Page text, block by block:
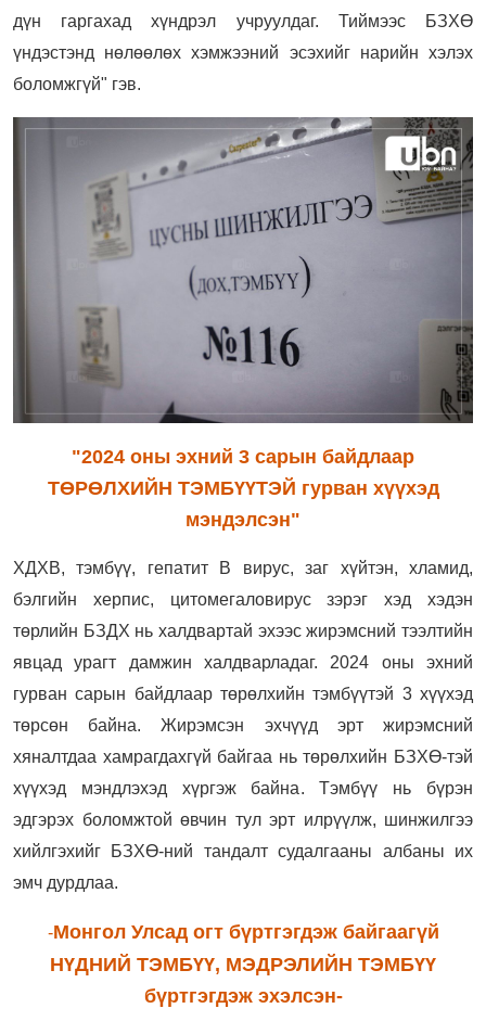
дүн гаргахад хүндрэл учруулдаг. Тиймээс БЗХӨ
үндэстэнд нөлөөлөх хэмжээний эсэхийг нарийн хэлэх
боломжгүй" гэв.
"2024 оны эхний 3 сарын байдлаар
ТӨРӨЛХИЙН ТЭМБҮҮТЭЙ гурван хүүхэд
мэндэлсэн"
ХДХВ, тэмбүү, гепатит В вирус, заг хүйтэн, хламид,
бэлгийн херпис, цитомегаловирус зэрэг хэд хэдэн
төрлийн БЗДХ нь халдвартай эхээс жирэмсний тээлтийн
явцад урагт дамжин халдварладаг. 2024 оны эхний
гурван сарын байдлаар төрөлхийн тэмбүүтэй 3 хүүхэд
төрсөн байна. Жирэмсэн эхчүүд эрт жирэмсний
хяналтдаа хамрагдахгүй байгаа нь төрөлхийн БЗХӨ-тэй
хүүхэд мэндлэхэд хүргэж байна. Тэмбүү нь бүрэн
эдгэрэх боломжтой өвчин тул эрт илрүүлж, шинжилгээ
хийлгэхийг БЗХӨ-ний тандалт судалгааны албаны их
эмч дурдлаа.
-Монгол Улсад огт бүртгэгдэж байгаагүй
НҮДНИЙ ТЭМБҮҮ, МЭДРЭЛИЙН ТЭМБҮҮ
бүртгэгдэж эхэлсэн-